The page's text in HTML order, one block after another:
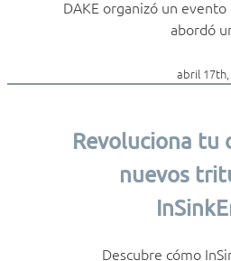
DAKE organizó un
abordó
abril 17th,
Revoluciona tu
nuevos
Descubre cómo